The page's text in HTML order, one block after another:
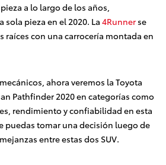
a lo largo de los años,
pieza en el 2020. La 4Runner se
raíces con una carrocería montada en
ahora veremos la Toyota
Pathfinder 2020 en categorías como
rendimiento y confiabilidad en esta
puedas tomar una decisión luego de
entre estas dos SUV.